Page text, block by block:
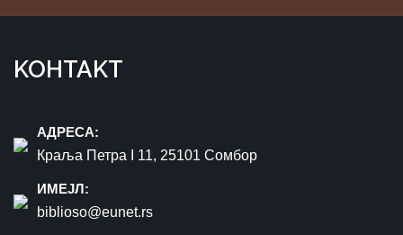
KOНTAKT
AДРEСA:
Краља Петра I 11, 25101 Сомбор
ИМEЈЛ:
biblioso@eunet.rs